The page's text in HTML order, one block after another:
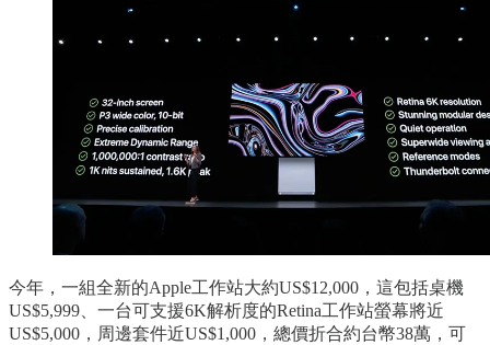
今年，一組全新的Apple工作站大約US$12,000，這包括桌機
US$5,999、一台可支援6K解析度的Retina工作站螢幕將近
US$5,000，周邊套件近US$1,000，總價折合約台幣38萬，可